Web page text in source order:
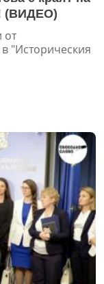
(ВИДЕО)
от
"Историческия